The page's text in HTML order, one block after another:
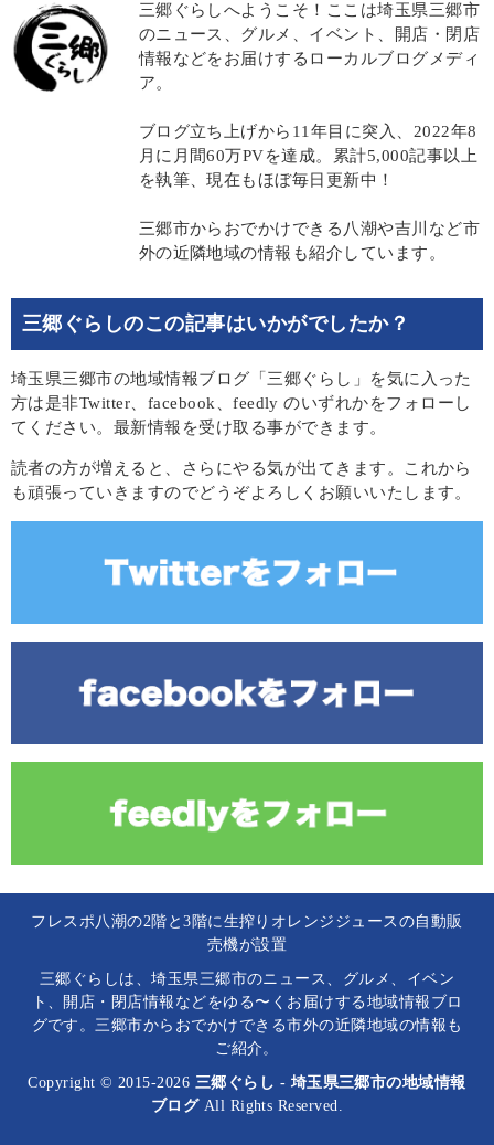
三郷ぐらしへようこそ！ここは埼玉県三郷市
のニュース、グルメ、イベント、開店・閉店
情報などをお届けするローカルブログメディ
ア。
ブログ立ち上げから11年目に突入、2022年8
月に月間60万PVを達成。累計5,000記事以上
を執筆、現在もほぼ毎日更新中！
三郷市からおでかけできる八潮や吉川など市
外の近隣地域の情報も紹介しています。
三郷ぐらしのこの記事はいかがでしたか？
埼玉県三郷市の地域情報ブログ「三郷ぐらし」を気に入った
方は是非Twitter、facebook、feedly のいずれかをフォローし
てください。最新情報を受け取る事ができます。
読者の方が増えると、さらにやる気が出てきます。これから
も頑張っていきますのでどうぞよろしくお願いいたします。
フレスポ八潮の2階と3階に生搾りオレンジジュースの自動販
売機が設置
三郷ぐらしは、埼玉県三郷市のニュース、グルメ、イベン
ト、開店・閉店情報などをゆる〜くお届けする地域情報ブロ
グです。三郷市からおでかけできる市外の近隣地域の情報も
ご紹介。
Copyright © 2015-2026 三郷ぐらし - 埼玉県三郷市の地域情報
ブログAll Rights Reserved.